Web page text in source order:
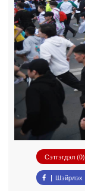
Сэтгэгдэл (0)
Шэйрлэх